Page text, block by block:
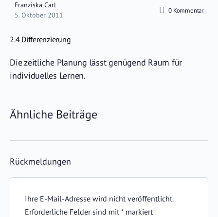
Franziska Carl
5. Oktober 2011
0 Kommentar
2.4 Differenzierung
Die zeitliche Planung lässt genügend Raum für
individuelles Lernen.
Ähnliche Beiträge
Rückmeldungen
Ihre E-Mail-Adresse wird nicht veröffentlicht.
Erforderliche Felder sind mit* markiert